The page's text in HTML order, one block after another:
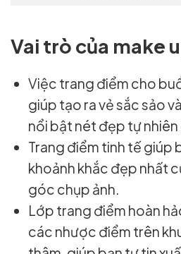
Vai trò của make
Việc trang điểm cho
giúp tạo ra vẻ sắc sảo
nổi bật nét đẹp tự nhiên
Trang điểm tinh tế giúp
khoảnh khắc đẹp nhất
góc chụp ảnh.
Lớp trang điểm hoàn
các nhược điểm trên